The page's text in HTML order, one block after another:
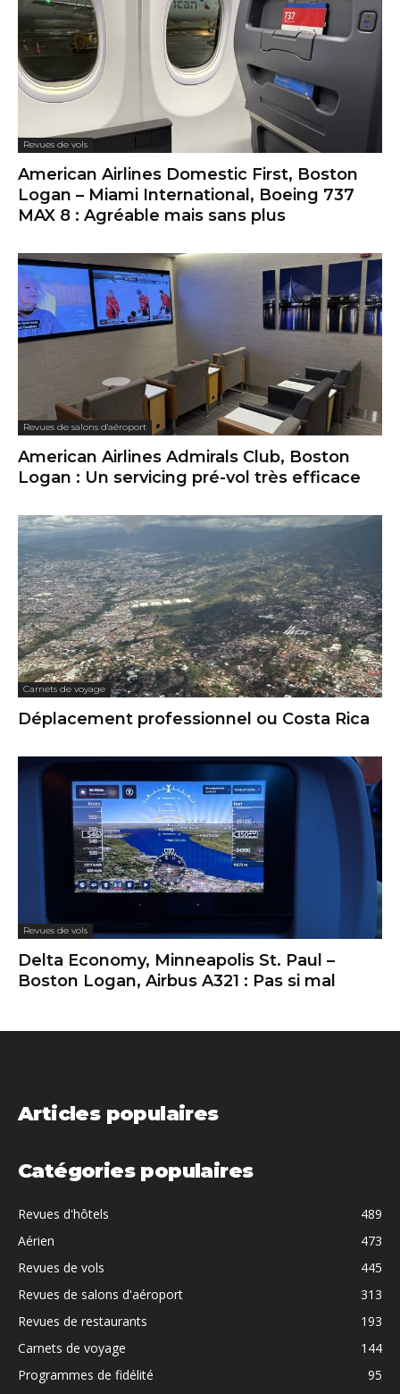
Revues de vols
American Airlines Domestic First, Boston
Logan – Miami International, Boeing 737
MAX 8 : Agréable mais sans plus
Revues de salons d'aéroport
American Airlines Admirals Club, Boston
Logan : Un servicing pré-vol très efficace
Carnets de voyage
Déplacement professionnel ou Costa Rica
Revues de vols
Delta Economy, Minneapolis St. Paul –
Boston Logan, Airbus A321 : Pas si mal
Articles populaires
Catégories populaires
Revues d'hôtels
489
Aérien
473
Revues de vols
445
Revues de salons d'aéroport
313
Revues de restaurants
193
Carnets de voyage
144
Programmes de fidélité
95